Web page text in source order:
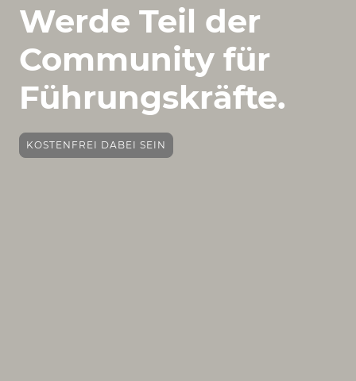
Werde Teil der
Community für
Führungskräfte.
KOSTENFREI DABEI SEIN